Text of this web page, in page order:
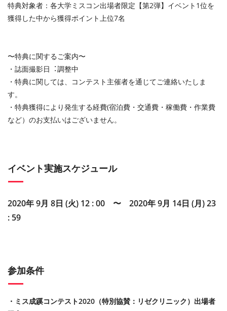
特典対象者：各大学ミスコン出場者限定【第2弾】イベント1位を
獲得した中から獲得ポイント上位7名
〜特典に関するご案内〜
・誌⾯撮影⽇︓調整中
・特典に関しては、コンテスト主催者を通じてご連絡いたしま
す。
・特典獲得により発⽣する経費(宿泊費・交通費・稼働費・作業費
など）のお⽀払いはございません。
イベント実施スケジュール
2020年 9月 8日 (火) 12 : 00 〜 2020年 9月 14日 (月) 23
: 59
参加条件
・ミス成蹊コンテスト2020（特別協賛：リゼクリニック）出場者